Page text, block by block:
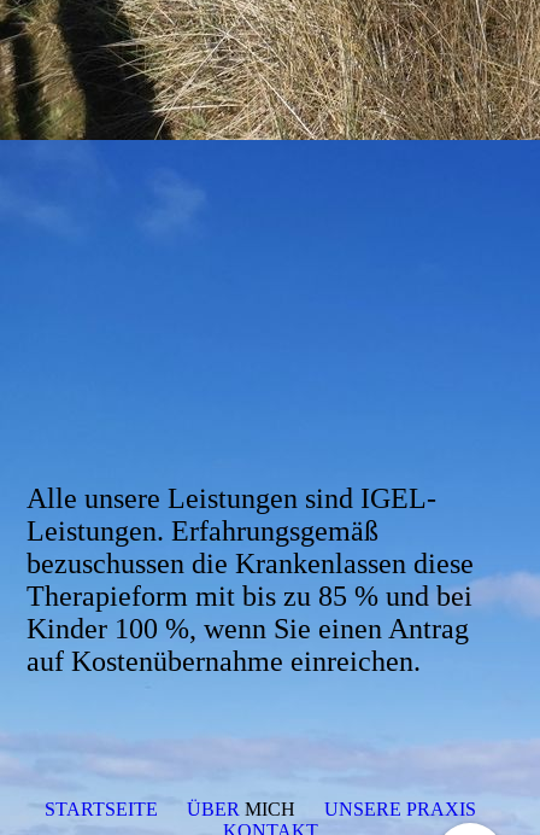
Alle unsere Leistungen sind IGEL-
Leistungen. Erfahrungsgemäß
bezuschussen die Krankenlassen diese
Therapieform mit bis zu 85 % und bei
Kinder 100 %, wenn Sie einen Antrag
auf Kostenübernahme einreichen.
STARTSEITE ÜBER MICH UNSERE PRAXIS
KONTAKT